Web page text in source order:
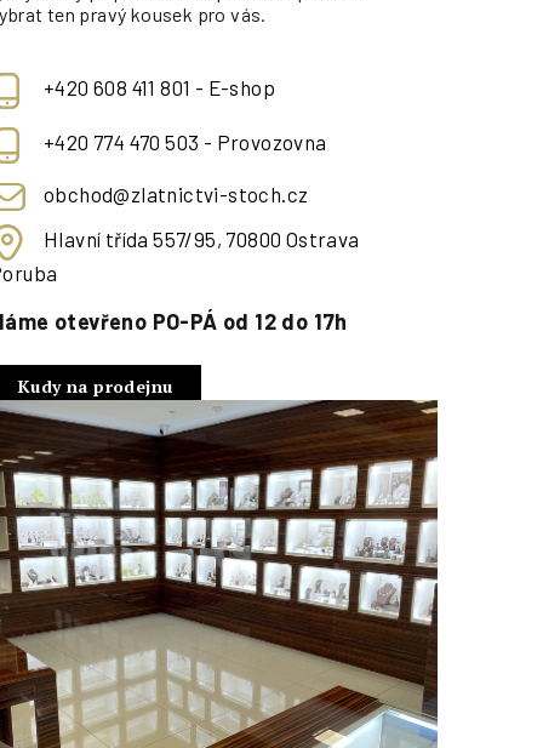
ten pravý kousek pro vás.
+420 608 411 801 - E-shop
+420 774 470 503 - Provozovna
obchod@zlatnictvi-stoch.cz
Hlavní třída 557/95, 70800 Ostrava
otevřeno PO-PÁ od 12 do 17h
Kudy na prodejnu